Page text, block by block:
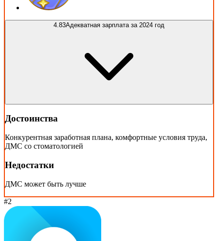
4.83Адекватная зарплата за 2024 год
Достоинства
Конкурентная заработная плана, комфортные условия труда,
ДМС со стоматологией
Недостатки
ДМС может быть лучше
#2